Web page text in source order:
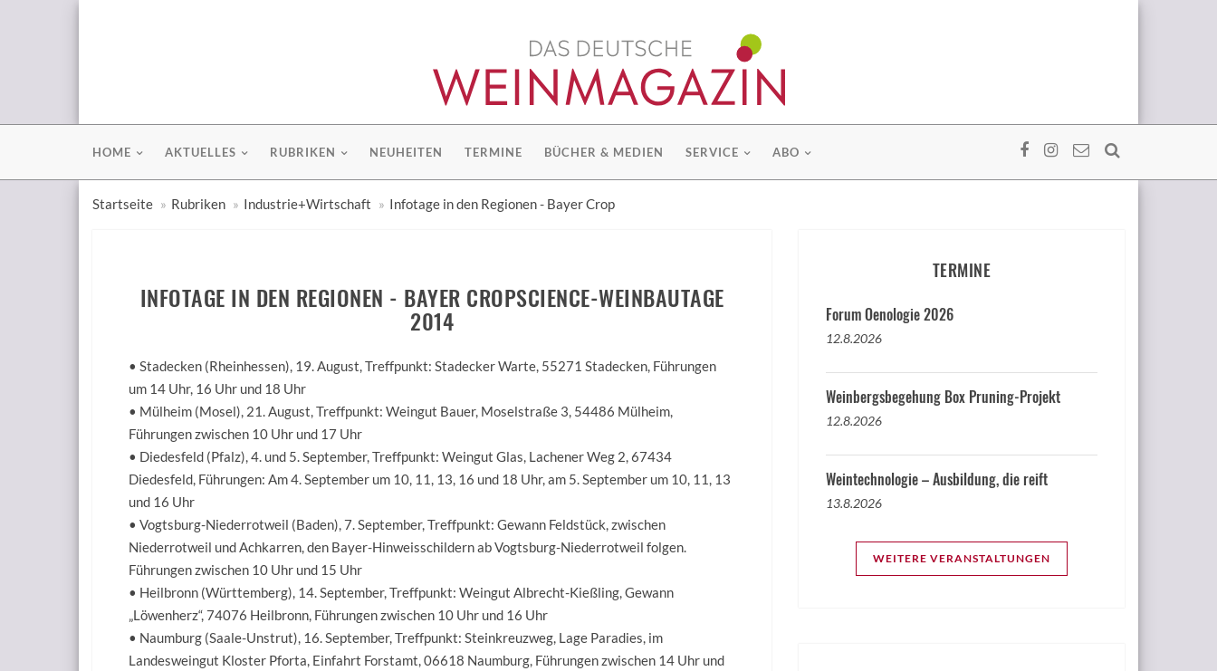
HOME AKTUELLES RUBRIKEN NEUHEITEN TERMINE BÜCHER & MEDIEN SERVICE ABO
Startseite Rubriken Industrie+Wirtschaft Infotage in den Regionen - Bayer Crop
INFOTAGE IN DEN REGIONEN - BAYER CROPSCIENCE-WEINBAUTAGE
2014
• Stadecken (Rheinhessen), 19. August, Treffpunkt: Stadecker Warte, 55271 Stadecken, Führungen
um 14 Uhr, 16 Uhr und 18 Uhr
• Mülheim (Mosel), 21. August, Treffpunkt: Weingut Bauer, Moselstraße 3, 54486 Mülheim,
Führungen zwischen 10 Uhr und 17 Uhr
• Diedesfeld (Pfalz), 4. und 5. September, Treffpunkt: Weingut Glas, Lachener Weg 2, 67434
Diedesfeld, Führungen: Am 4. September um 10, 11, 13, 16 und 18 Uhr, am 5. September um 10, 11, 13
und 16 Uhr
• Vogtsburg-Niederrotweil (Baden), 7. September, Treffpunkt: Gewann Feldstück, zwischen
Niederrotweil und Achkarren, den Bayer-Hinweisschildern ab Vogtsburg-Niederrotweil folgen.
Führungen zwischen 10 Uhr und 15 Uhr
• Heilbronn (Württemberg), 14. September, Treffpunkt: Weingut Albrecht-Kießling, Gewann
„Löwenherz“, 74076 Heilbronn, Führungen zwischen 10 Uhr und 16 Uhr
• Naumburg (Saale-Unstrut), 16. September, Treffpunkt: Steinkreuzweg, Lage Paradies, im
Landesweingut Kloster Pforta, Einfahrt Forstamt, 06618 Naumburg, Führungen zwischen 14 Uhr und
TERMINE
Forum Oenologie 2026
12.8.2026
Weinbergsbegehung Box Pruning-Projekt
12.8.2026
Weintechnologie – Ausbildung, die reift
13.8.2026
WEITERE VERANSTALTUNGEN